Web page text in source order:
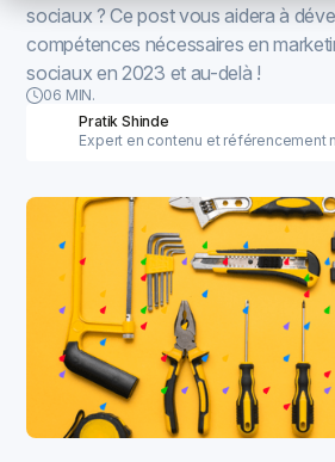
sociaux ? Ce post vous aidera à
compétences nécessaires en
sociaux en 2023 et au-delà !
06 MIN.
Pratik Shinde
Expert en contenu et référencement